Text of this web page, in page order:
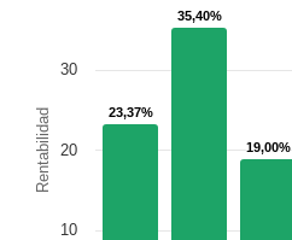
Rentabilidad 23,37%
23,37%
35,40%
35,40%
19,00%
19,00%
10
20
30